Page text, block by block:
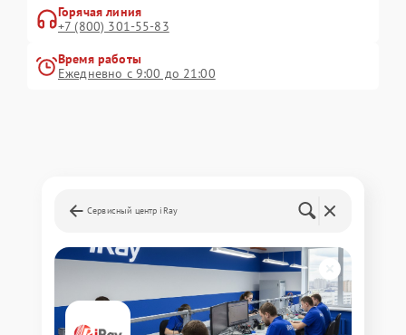
Горячая линия
+7 (800) 301-55-83
Время работы
Ежедневно с 9:00 до 21:00
Сервисный центр iRay